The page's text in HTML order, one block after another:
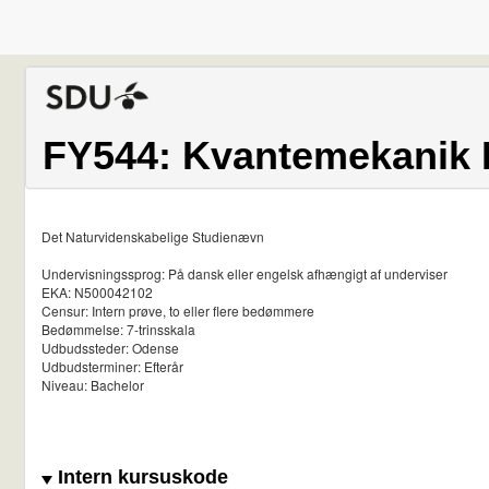
FY544: Kvantemekanik
Det Naturvidenskabelige Studienævn
Undervisningssprog: På dansk eller engelsk afhængigt af underviser
EKA: N500042102
Censur: Intern prøve, to eller flere bedømmere
Bedømmelse: 7-trinsskala
Udbudssteder: Odense
Udbudsterminer: Efterår
Niveau: Bachelor
Intern kursuskode